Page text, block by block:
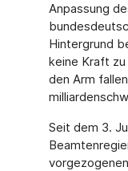
Anpassung
Hintergrund
keine Kraft
den Arm
Seit dem 3.